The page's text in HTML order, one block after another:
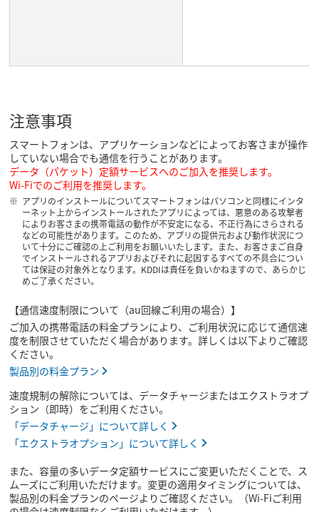
注意事項
スマートフォンは、アプリケーションなどによってお客さまが操作
していない場合でも通信を行うことがあります。
データ（パケット）定額サービスへのご加入を推奨します。
Wi-Fiでのご利用を推奨します。
アプリのインストールについてスマートフォンはパソコンと同様にインタ
ーネット上からインストールされたアプリによっては、悪意のある攻撃者
によりお客さまの携帯電話の動作が不安定になる、不正行為にさらされる
などの可能性があります。このため、アプリの提供元および動作状況につ
いて十分にご確認の上ご利用をお願いいたします。また、お客さまご自身
でインストールされるアプリおよびそれに起因するすべての不具合につい
ては保証の対象外となります。KDDIは責任を負いかねますので、あらかじ
めご了承ください。
【通信速度制限について（au回線ご利用の場合）】
ご加入の携帯電話の料金プランにより、ご利用状況に応じて通信速
度を制限させていただく場合があります。詳しくは以下よりご確認
ください。
製品別の料金プラン
速度規制の解除については、データチャージまたはエクストラオプ
ション（即時）をご利用ください。
「データチャージ」について詳しく
「エクストラオプション」について詳しく
また、容量の多いデータ定額サービスにご変更いただくことで、ス
ムーズにご利用いただけます。変更の適用タイミングについては、
製品別の料金プランのページよりご確認ください。（Wi-Fiご利用